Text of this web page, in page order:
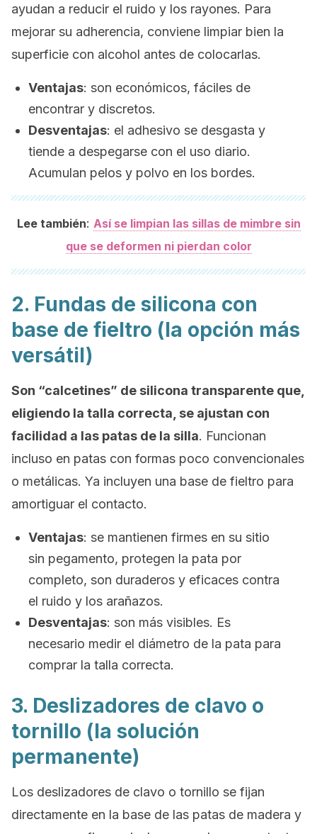
ayudan a reducir el ruido y los rayones. Para
mejorar su adherencia, conviene limpiar bien la
superficie con alcohol antes de colocarlas.
Ventajas: son económicos, fáciles de
encontrar y discretos.
Desventajas: el adhesivo se desgasta y
tiende a despegarse con el uso diario.
Acumulan pelos y polvo en los bordes.
Lee también: Así se limpian las sillas de mimbre sin
que se deformen ni pierdan color
2. Fundas de silicona con
base de fieltro (la opción más
versátil)
Son “calcetines” de silicona transparente que,
eligiendo la talla correcta, se ajustan con
facilidad a las patas de la silla. Funcionan
incluso en patas con formas poco convencionales
o metálicas. Ya incluyen una base de fieltro para
amortiguar el contacto.
Ventajas: se mantienen firmes en su sitio
sin pegamento, protegen la pata por
completo, son duraderos y eficaces contra
el ruido y los arañazos.
Desventajas: son más visibles. Es
necesario medir el diámetro de la pata para
comprar la talla correcta.
3. Deslizadores de clavo o
tornillo (la solución
permanente)
Los deslizadores de clavo o tornillo se fijan
directamente en la base de las patas de madera y